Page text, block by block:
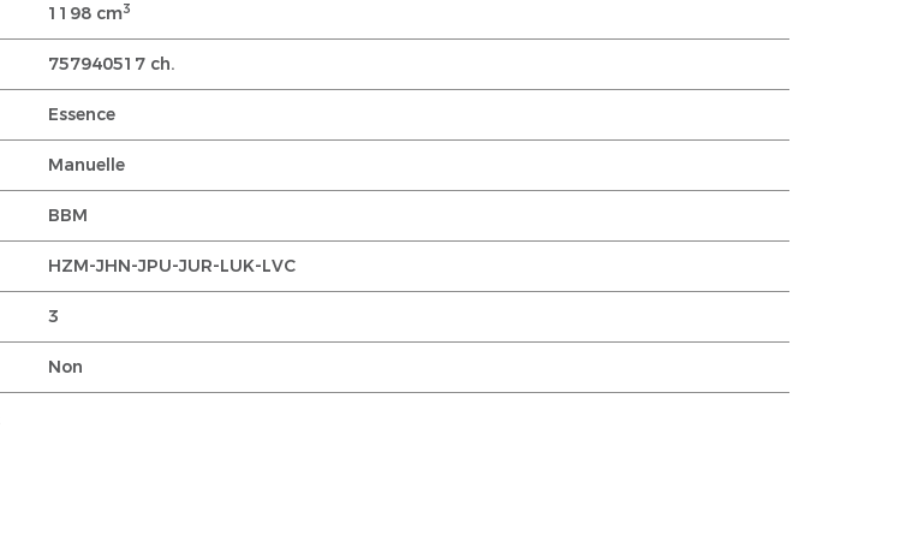
1198 cm3
757940517 ch.
Essence
Manuelle
BBM
HZM-JHN-JPU-JUR-LUK-LVC
3
Non